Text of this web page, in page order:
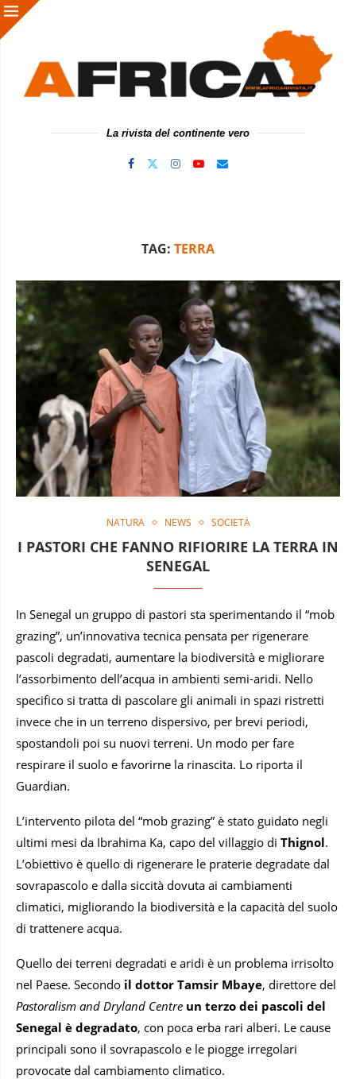
La rivista del continente vero
TAG: TERRA
NATURA NEWS SOCIETÀ
I PASTORI CHE FANNO RIFIORIRE LA TERRA IN
SENEGAL
In Senegal un gruppo di pastori sta sperimentando il “mob
grazing”, un’innovativa tecnica pensata per rigenerare
pascoli degradati, aumentare la biodiversità e migliorare
l’assorbimento dell’acqua in ambienti semi-aridi. Nello
specifico si tratta di pascolare gli animali in spazi ristretti
invece che in un terreno dispersivo, per brevi periodi,
spostandoli poi su nuovi terreni. Un modo per fare
respirare il suolo e favorirne la rinascita. Lo riporta il
Guardian.
L’intervento pilota del “mob grazing” è stato guidato negli
ultimi mesi da Ibrahima Ka, capo del villaggio di Thignol.
L’obiettivo è quello di rigenerare le praterie degradate dal
sovrapascolo e dalla siccità dovuta ai cambiamenti
climatici, migliorando la biodiversità e la capacità del suolo
di trattenere acqua.
Quello dei terreni degradati e aridi è un problema irrisolto
nel Paese. Secondo il dottor Tamsir Mbaye, direttore del
Pastoralism and Dryland Centre un terzo dei pascoli del
Senegal è degradato, con poca erba rari alberi. Le cause
principali sono il sovrapascolo e le piogge irregolari
provocate dal cambiamento climatico.